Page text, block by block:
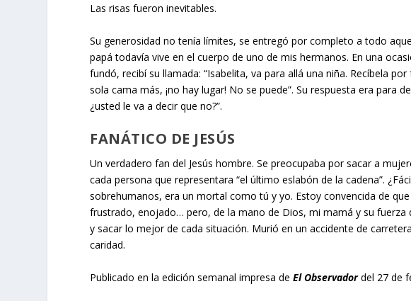
Las risas fueron inevitables.
Su generosidad no tenía límites, se entregó por completo a todo
papá todavía vive en el cuerpo de uno de mis hermanos. En una
fundó, recibí su llamada: “Isabelita, va para allá una niña. Recíbela
sola cama más, ¡no hay lugar! No se puede”. Su respuesta era para
¿usted le va a decir que no?”.
FANÁTICO DE JESÚS
Un verdadero fan del Jesús hombre. Se preocupaba por sacar a
cada persona que representara “el último eslabón de la cadena”.
sobrehumanos, era un mortal como tú y yo. Estoy convencida de
frustrado, enojado… pero, de la mano de Dios, mi mamá y su
y sacar lo mejor de cada situación. Murió en un accidente de
caridad.
Publicado en la edición semanal impresa deEl Observadordel 27 de